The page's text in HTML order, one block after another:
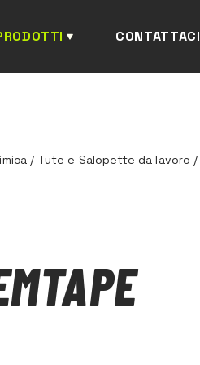
CONTATTACI
/ Tute e Salopette da lavoro /